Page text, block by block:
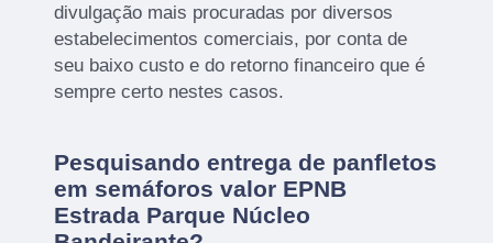
divulgação mais procuradas por diversos
estabelecimentos comerciais, por conta de
seu baixo custo e do retorno financeiro que é
sempre certo nestes casos.
Pesquisando entrega de panfletos
em semáforos valor EPNB
Estrada Parque Núcleo